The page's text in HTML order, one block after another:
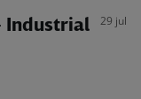
Industrial
29 jul